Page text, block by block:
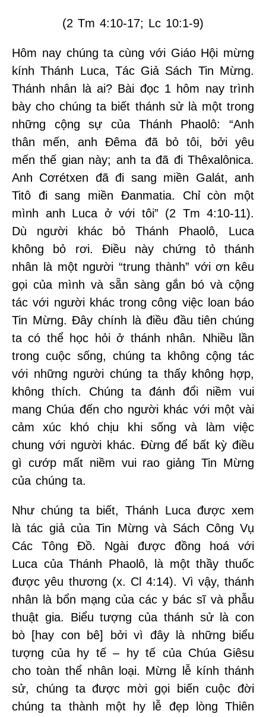
(2 Tm 4:10-17; Lc 10:1-9)
Hôm nay chúng ta cùng với Giáo Hội mừng
kính Thánh Luca, Tác Giả Sách Tin Mừng.
Thánh nhân là ai? Bài đọc 1 hôm nay trình
bày cho chúng ta biết thánh sử là một trong
những cộng sự của Thánh Phaolô: “Anh
thân mến, anh Đêma đã bỏ tôi, bởi yêu
mến thế gian này; anh ta đã đi Thêxalônica.
Anh Cơrétxen đã đi sang miền Galát, anh
Titô đi sang miền Đanmatia. Chỉ còn một
mình anh Luca ở với tôi” (2 Tm 4:10-11).
Dù người khác bỏ Thánh Phaolô, Luca
không bỏ rơi. Điều này chứng tỏ thánh
nhân là một người “trung thành” với ơn kêu
gọi của mình và sẵn sàng gắn bó và cộng
tác với người khác trong công việc loan báo
Tin Mừng. Đây chính là điều đầu tiên chúng
ta có thể học hỏi ở thánh nhân. Nhiều lần
trong cuộc sống, chúng ta không cộng tác
với những người chúng ta thấy không hợp,
không thích. Chúng ta đánh đổi niềm vui
mang Chúa đến cho người khác với một vài
cảm xúc khó chịu khi sống và làm việc
chung với người khác. Đừng để bất kỳ điều
gì cướp mất niềm vui rao giảng Tin Mừng
của chúng ta.
Như chúng ta biết, Thánh Luca được xem
là tác giả của Tin Mừng và Sách Công Vụ
Các Tông Đồ. Ngài được đồng hoá với
Luca của Thánh Phaolô, là một thầy thuốc
được yêu thương (x. Cl 4:14). Vì vậy, thánh
nhân là bổn mạng của các y bác sĩ và phẫu
thuật gia. Biểu tượng của thánh sử là con
bò [hay con bê] bởi vì đây là những biểu
tượng của hy tế – hy tế của Chúa Giêsu
cho toàn thể nhân loại. Mừng lễ kính thánh
sử, chúng ta được mời gọi biến cuộc đời
chúng ta thành một hy lễ đẹp lòng Thiên